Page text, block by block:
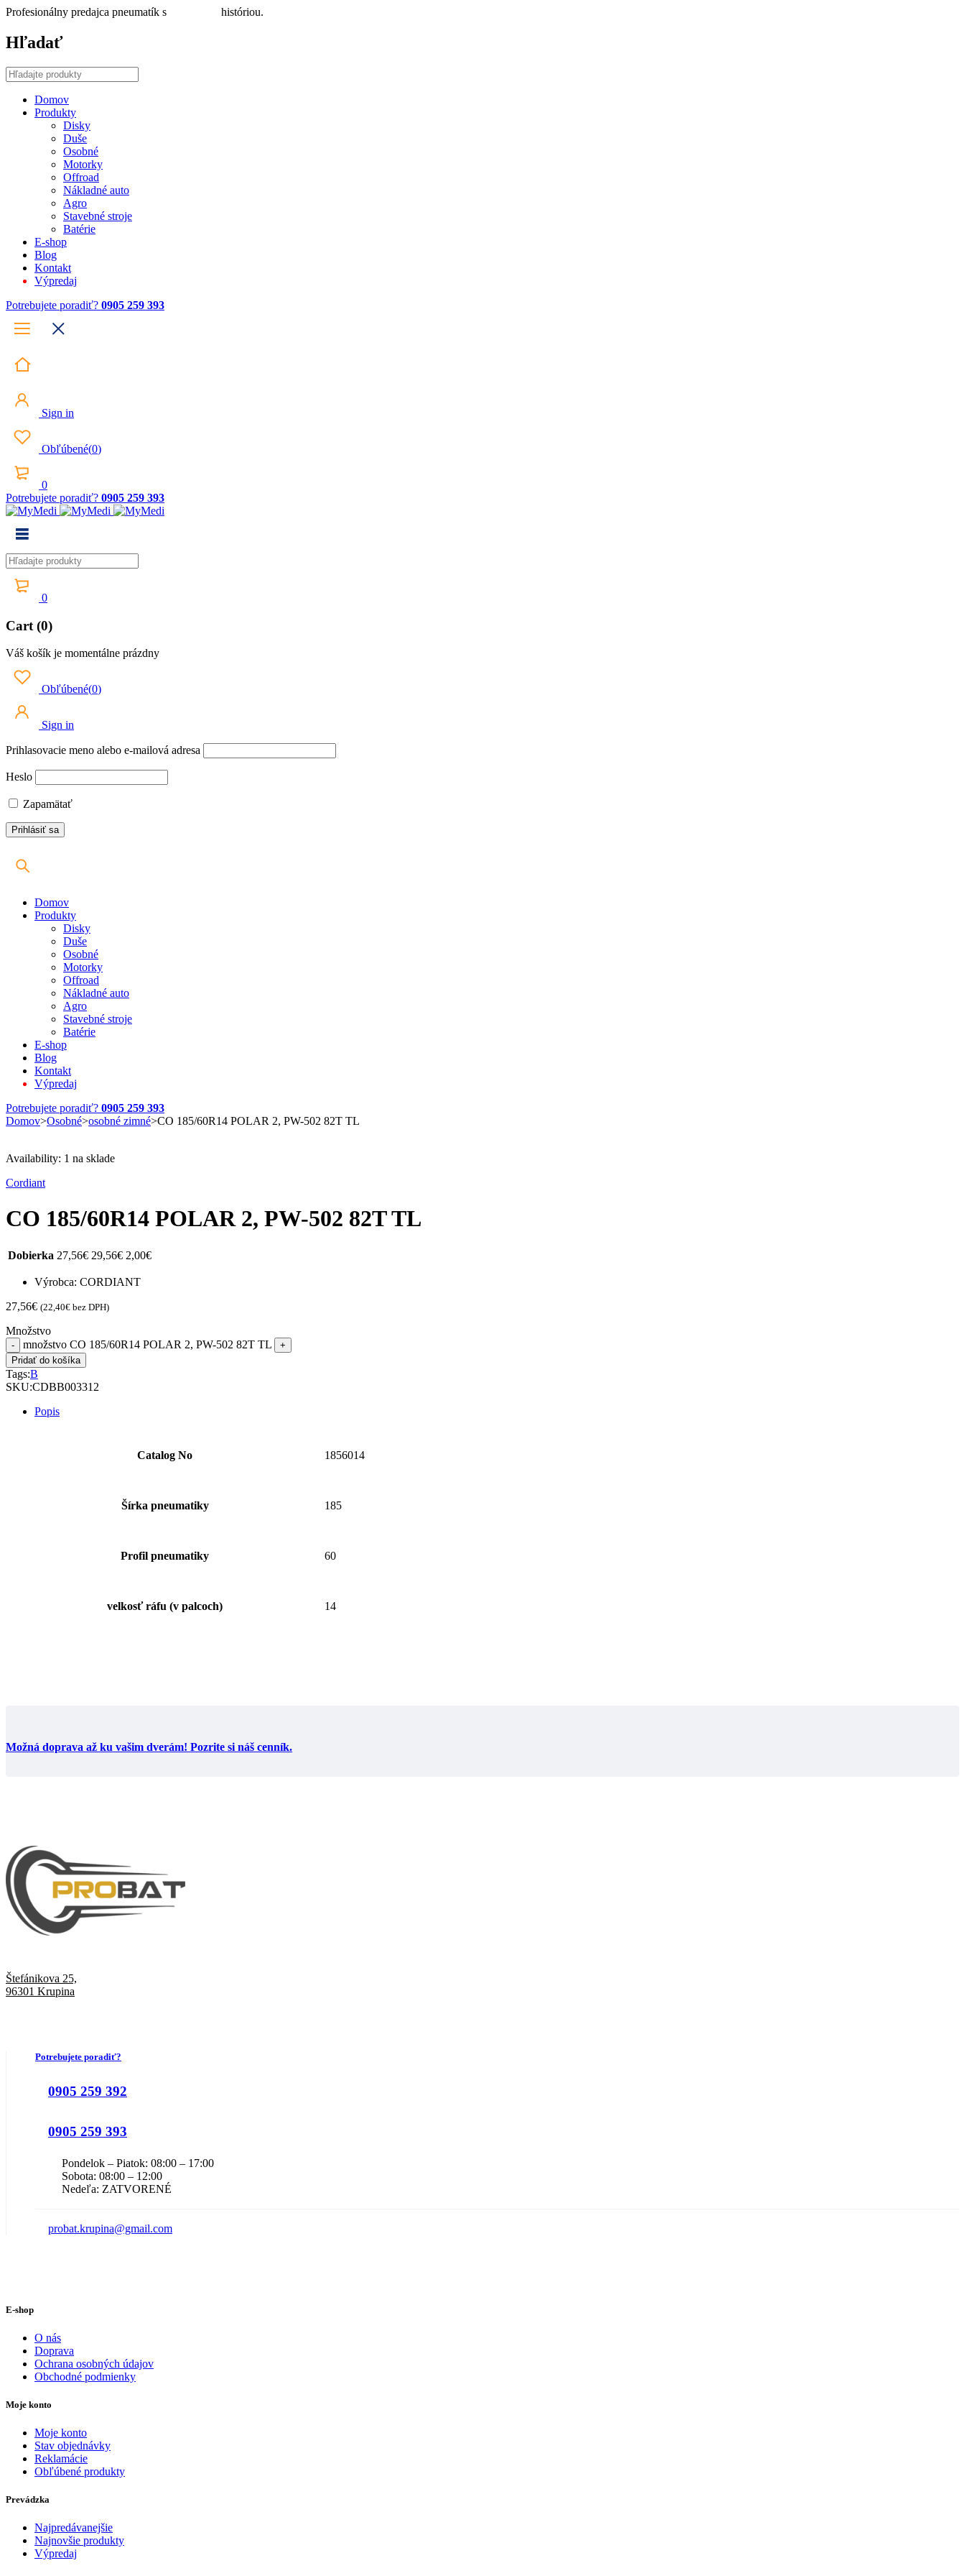
Profesionálny predajca pneumatík s históriou.
Hľadať
Domov
Produkty
Disky
Duše
Osobné
Motorky
Offroad
Nákladné auto
Agro
Stavebné stroje
Batérie
E-shop
Blog
Kontakt
Výpredaj
Potrebujete poradiť? 0905 259 393
Sign in
Obľúbené(0)
0
Potrebujete poradiť? 0905 259 393
0
Cart (0)
Váš košík je momentálne prázdny
Obľúbené(0)
Sign in
Prihlasovacie meno alebo e-mailová adresa
Heslo
Zapamätať
Domov
Produkty
Disky
Duše
Osobné
Motorky
Offroad
Nákladné auto
Agro
Stavebné stroje
Batérie
E-shop
Blog
Kontakt
Výpredaj
Potrebujete poradiť? 0905 259 393
Domov>Osobné>osobné zimné>CO 185/60R14 POLAR 2, PW-502 82T TL
Availability: 1 na sklade
Cordiant
CO 185/60R14 POLAR 2, PW-502 82T TL
Dobierka 27,56€ 29,56€ 2,00€
Výrobca: CORDIANT
27,56€ (22,40€ bez DPH)
Množstvo
množstvo CO 185/60R14 POLAR 2, PW-502 82T TL
Pridať do košíka
Tags:B
SKU:CDBB003312
Popis
Catalog No 1856014
Šírka pneumatiky 185
Profil pneumatiky 60
velkosť ráfu (v palcoch) 14
Možná doprava až ku vašim dverám! Pozrite si náš cenník.
Štefánikova 25,
96301 Krupina
Potrebujete poradiť?
0905 259 392
0905 259 393
Pondelok – Piatok: 08:00 – 17:00
Sobota: 08:00 – 12:00
Nedeľa: ZATVORENÉ
probat.krupina@gmail.com
E-shop
O nás
Doprava
Ochrana osobných údajov
Obchodné podmienky
Moje konto
Moje konto
Stav objednávky
Reklamácie
Obľúbené produkty
Prevádzka
Najpredávanejšie
Najnovšie produkty
Výpredaj